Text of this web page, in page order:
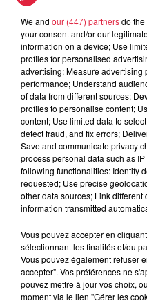
À découvrir
We and our (447) partnersdo
your consent and/or our
information on a device; Use
profiles for personalised
advertising; Measure advertising
performance; Understand
of data from different sources;
profiles to personalise content;
content; Use limited data to
detect fraud, and fix errors;
Save and communicate privacy
process personal data such as
following functionalities: Identify
requested; Use precise
other data sources; Link
information transmitted
Vous pouvez accepter en
sélectionnant les finalités et/ou
Vous pouvez également refuser
accepter". Vos préférences ne
pouvez mettre à jour vos choix,
moment via le lien "Gérer les